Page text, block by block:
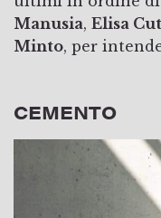
Manusia, Elisa
Minto, per
CEMENTO